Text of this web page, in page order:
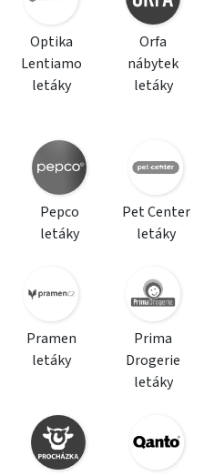
Optika
Lentiamo
letáky
Orfa
nábytek
letáky
Pepco
letáky
Pet Center
letáky
Pramen
letáky
Prima
Drogerie
letáky